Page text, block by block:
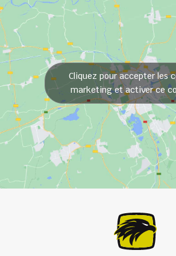
Cliquez pour accepter les
marketing et activer ce